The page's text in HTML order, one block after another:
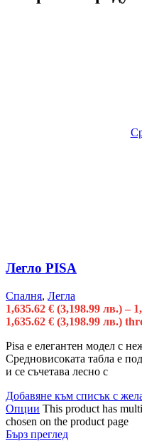
Легло PISA
Спалня, Легла
1,635.62 € (3,198.99 лв.) –
1,635.62 € (3,198.99 лв.)
Pisa е елегантен модел с
Средновисоката табла е
и се съчетава лесно с
Добавяне към списък с
Опции This product has
chosen on the product page
Бърз преглед